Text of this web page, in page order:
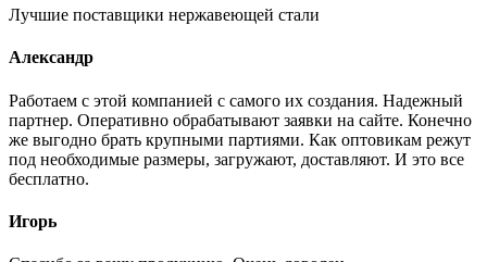
Лучшие поставщики нержавеющей стали
Александр
Работаем с этой компанией с самого их создания. Надежный
партнер. Оперативно обрабатывают заявки на сайте. Конечно
же выгодно брать крупными партиями. Как оптовикам режут
под необходимые размеры, загружают, доставляют. И это все
бесплатно.
Игорь